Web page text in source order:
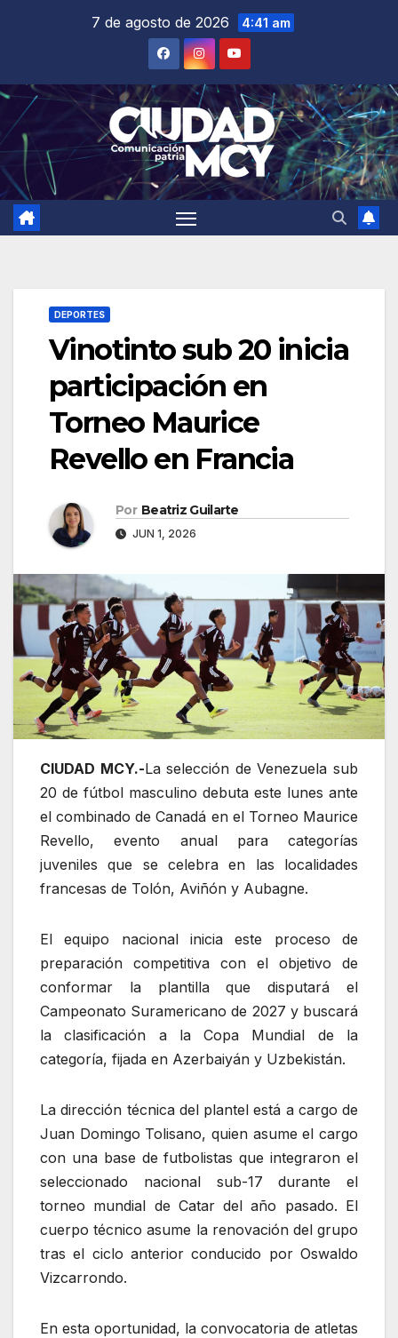
7 de agosto de 2026 4:41 am
DEPORTES
Vinotinto sub 20 inicia
participación en
Torneo Maurice
Revello en Francia
Por Beatriz Guilarte
JUN 1, 2026
CIUDAD MCY.-La selección de Venezuela sub
20 de fútbol masculino debuta este lunes ante
el combinado de Canadá en el Torneo Maurice
Revello, evento anual para categorías
juveniles que se celebra en las localidades
francesas de Tolón, Aviñón y Aubagne.
El equipo nacional inicia este proceso de
preparación competitiva con el objetivo de
conformar la plantilla que disputará el
Campeonato Suramericano de 2027 y buscará
la clasificación a la Copa Mundial de la
categoría, fijada en Azerbaiyán y Uzbekistán.
La dirección técnica del plantel está a cargo de
Juan Domingo Tolisano, quien asume el cargo
con una base de futbolistas que integraron el
seleccionado nacional sub-17 durante el
torneo mundial de Catar del año pasado. El
cuerpo técnico asume la renovación del grupo
tras el ciclo anterior conducido por Oswaldo
Vizcarrondo.
En esta oportunidad, la convocatoria de atletas